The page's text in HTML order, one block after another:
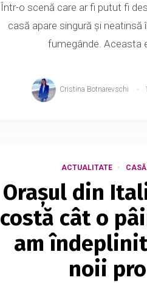
Într-o scenă care ar fi putut fi
casă apare singură și neatinsă
fumegânde. Aceasta
Cristina Botnarevschi
ACTUALITATE CASĂ
Orașul din
costă cât o
am îndeplinit
noii